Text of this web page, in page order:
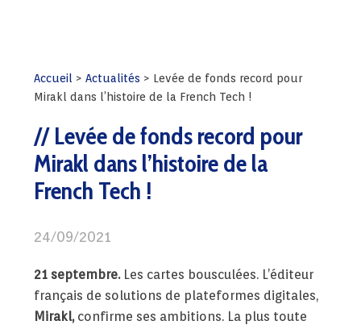
Accueil >Actualités > Levée de fonds record pour
Mirakl dans l’histoire de la French Tech !
Levée de fonds record pour
Mirakl dans l’histoire de la
French Tech !
24/09/2021
21 septembre.Les cartes bousculées. L’éditeur
français de solutions de plateformes digitales,
Mirakl,confirme ses ambitions. La plus toute